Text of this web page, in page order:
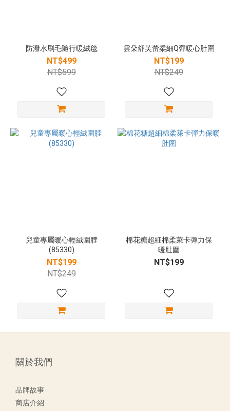
防潑水刷毛隨行暖絨毯
NT$499
NT$599
雲朵舒芙蕾柔細Q彈暖心肚圍
NT$199
NT$249
兒童專屬暖心輕絨圍脖
(85330)
NT$199
NT$249
棉花糖超細棉柔萊卡彈力保
暖肚圍
NT$199
關於我們
品牌故事
商店介紹